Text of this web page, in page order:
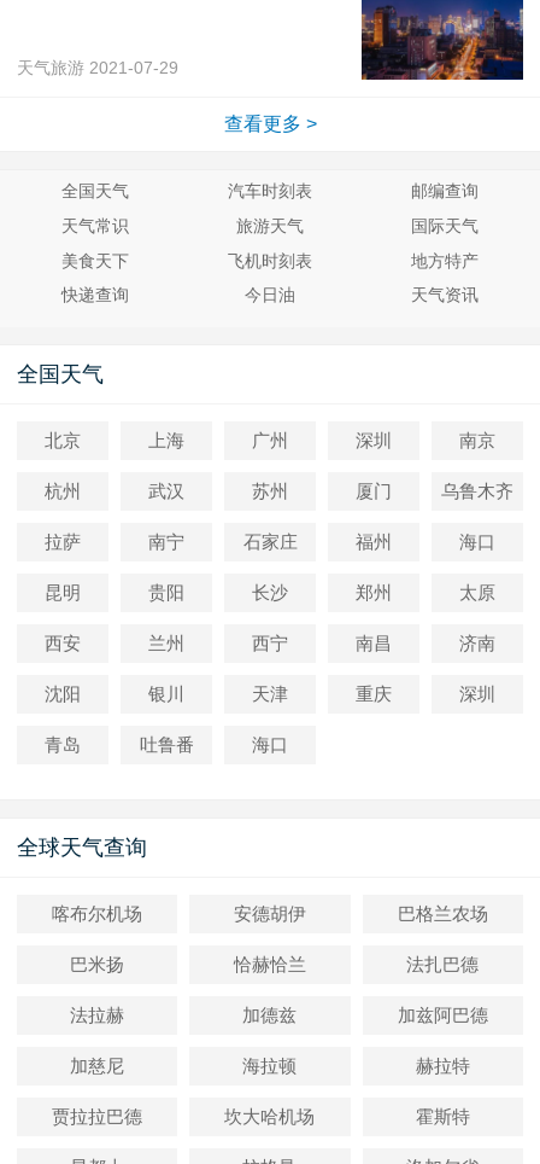
天气旅游 2021-07-29
查看更多 >
全国天气 汽车时刻表
邮编查询
天气常识
旅游天气
国际天气
美食天下
飞机时刻表
地方特产
快递查询
今日油 天气资讯
全国天气
北京 上海 广州 深圳 南京
杭州 武汉 苏州 厦门 乌鲁木齐
拉萨 南宁 石家庄 福州 海口
昆明 贵阳 长沙 郑州 太原
西安 兰州 西宁 南昌 济南
沈阳 银川 天津 重庆 深圳
青岛 吐鲁番 海口
全球天气查询
喀布尔机场 安德胡伊 巴格兰农场
巴米扬 恰赫恰兰 法扎巴德
法拉赫 加德兹 加兹阿巴德
加慈尼 海拉顿 赫拉特
贾拉拉巴德 坎大哈机场 霍斯特